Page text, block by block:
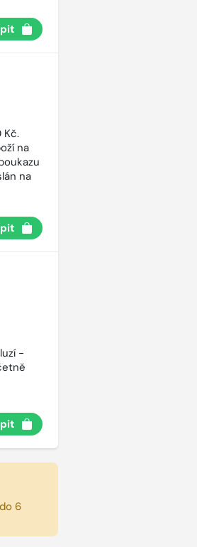
Kč.
na
na
-
6